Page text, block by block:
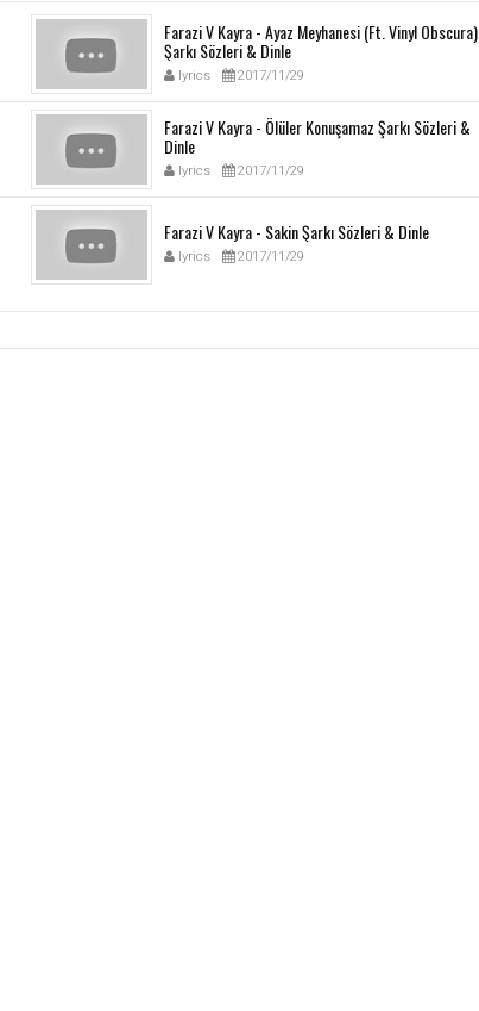
Farazi V Kayra - Ayaz Meyhanesi (Ft. Vinyl Obscura)
Şarkı Sözleri & Dinle
lyrics 2017/11/29
Farazi V Kayra - Ölüler Konuşamaz Şarkı Sözleri &
Dinle
lyrics 2017/11/29
Farazi V Kayra - Sakin Şarkı Sözleri & Dinle
lyrics 2017/11/29